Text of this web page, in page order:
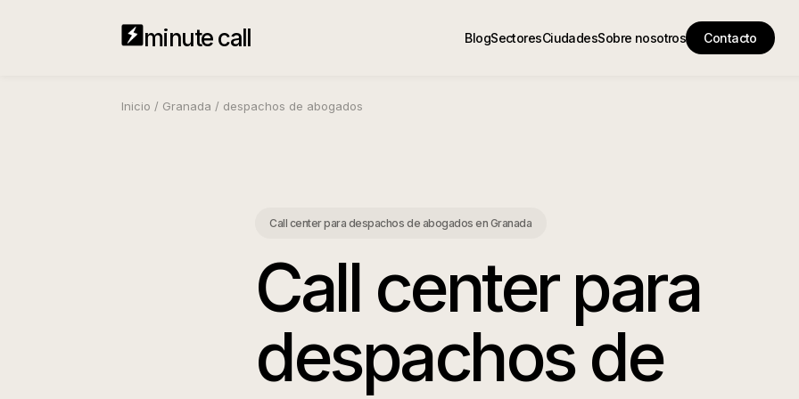
minute call BlogSectoresCiudadesSobre nosotros Contacto
Inicio / Granada / despachos de abogados
Call center para despachos de abogados en Granada
Call center para
despachos de